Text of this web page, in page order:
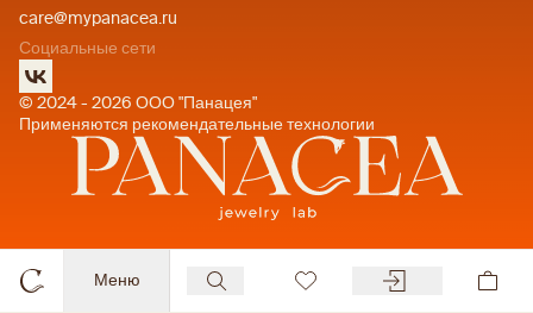
Меню
care@mypanacea.ru
Социальные сети
© 2024 - 2026 ООО "Панацея"
Применяются рекомендательные технологии